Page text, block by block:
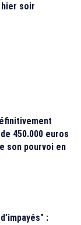
hier soir
450.000 euros
son pourvoi en
: